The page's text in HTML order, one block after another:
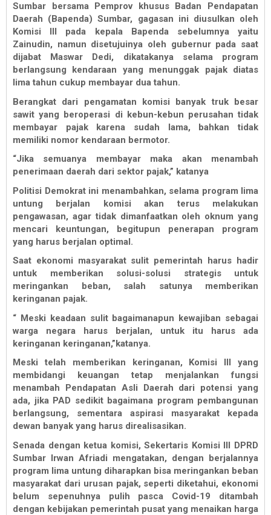
Sumbar bersama Pemprov khusus Badan Pendapatan
Daerah (Bapenda) Sumbar, gagasan ini diusulkan oleh
Komisi III pada kepala Bapenda sebelumnya yaitu
Zainudin, namun disetujuinya oleh gubernur pada saat
dijabat Maswar Dedi, dikatakanya selama program
berlangsung kendaraan yang menunggak pajak diatas
lima tahun cukup membayar dua tahun.
Berangkat dari pengamatan komisi banyak truk besar
sawit yang beroperasi di kebun-kebun perusahan tidak
membayar pajak karena sudah lama, bahkan tidak
memiliki nomor kendaraan bermotor.
“Jika semuanya membayar maka akan menambah
penerimaan daerah dari sektor pajak,” katanya
Politisi Demokrat ini menambahkan, selama program lima
untung berjalan komisi akan terus melakukan
pengawasan, agar tidak dimanfaatkan oleh oknum yang
mencari keuntungan, begitupun penerapan program
yang harus berjalan optimal.
Saat ekonomi masyarakat sulit pemerintah harus hadir
untuk memberikan solusi-solusi strategis untuk
meringankan beban, salah satunya memberikan
keringanan pajak.
“ Meski keadaan sulit bagaimanapun kewajiban sebagai
warga negara harus berjalan, untuk itu harus ada
keringanan keringanan,”katanya.
Meski telah memberikan keringanan, Komisi III yang
membidangi keuangan tetap menjalankan fungsi
menambah Pendapatan Asli Daerah dari potensi yang
ada, jika PAD sedikit bagaimana program pembangunan
berlangsung, sementara aspirasi masyarakat kepada
dewan banyak yang harus direalisasikan.
Senada dengan ketua komisi, Sekertaris Komisi III DPRD
Sumbar Irwan Afriadi mengatakan, dengan berjalannya
program lima untung diharapkan bisa meringankan beban
masyarakat dari urusan pajak, seperti diketahui, ekonomi
belum sepenuhnya pulih pasca Covid-19 ditambah
dengan kebijakan pemerintah pusat yang menaikan harga